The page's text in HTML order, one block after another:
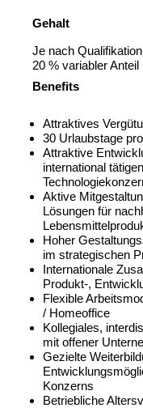
Gehalt
Je nach
20 % variabler
Benefits
Attraktives
30 Urlaubstage
Attraktive
international
Aktive
Lösungen für
Hoher
im strategischen
Internationale
Produkt-,
Flexible
/ Homeoffice
Kollegiales,
mit offener
Gezielte
Konzerns
Betriebliche